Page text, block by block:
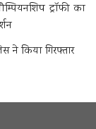
ट्रॉफी का
किया गिरफ्तार